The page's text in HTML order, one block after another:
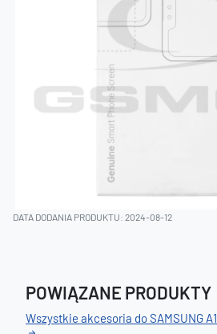
DATA DODANIA PRODUKTU: 2024-08-12
POWIĄZANE PRODUKTY
Wszystkie akcesoria do SAMSUNG